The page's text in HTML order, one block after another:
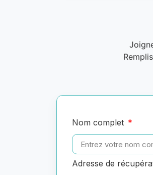
Nom complet
Adresse de